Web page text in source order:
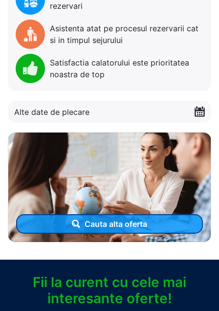
rezervari
Asistenta atat pe procesul rezervarii cat
si in timpul sejurului
Satisfactia calatorului este prioritatea
noastra de top
Alte date de plecare
Cauta alta oferta
Fii la curent cu cele mai
interesante oferte!